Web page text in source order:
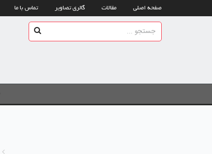
صفحه اصلی مقالات گالری تصاویر تماس با ما